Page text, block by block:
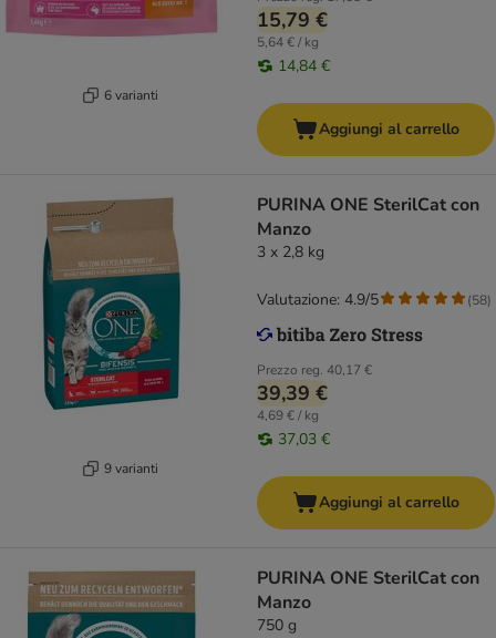
6 varianti
15,79 €
5,64 € / kg
14,84 €
Aggiungi al carrello
9 varianti
PURINA ONE SterilCat con
Manzo
3 x 2,8 kg
Prezzo reg. 40,17 €
39,39 €
4,69 € / kg
37,03 €
Valutazione: 4.9/5 (58)
Aggiungi al carrello
PURINA ONE SterilCat con
Manzo
750 g